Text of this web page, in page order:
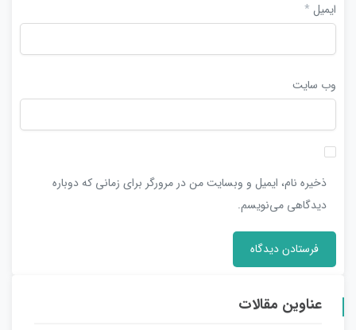
ایمیل *
وب‌ سایت
ذخیره نام، ایمیل و وبسایت من در مرورگر برای زمانی که دوباره
دیدگاهی می‌نویسم.
عناوین مقالات